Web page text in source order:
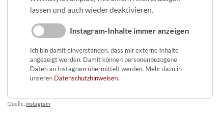
lassen und auch wieder deaktivieren.
Instagram-Inhalte immer anzeigen
Ich bin damit einverstanden, dass mir externe Inhalte
angezeigt werden. Damit können personenbezogene
Daten an Instagram übermittelt werden. Mehr dazu in
unseren Datenschutzhinweisen.
Quelle: Instagram